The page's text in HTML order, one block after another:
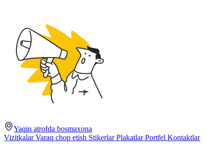
Yaqin atrofda bosmaxona
VizitkalarVaraq chop etish StikerlarPlakatlarPortfel Kontaktlar